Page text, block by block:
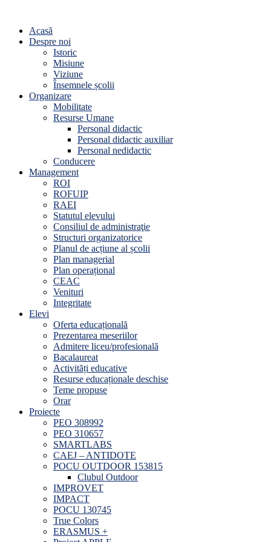
Acasă
Despre noi
Istoric
Misiune
Viziune
Însemnele școlii
Organizare
Mobilitate
Resurse Umane
Personal didactic
Personal didactic auxiliar
Personal nedidactic
Conducere
Management
ROI
ROFUIP
RAEI
Statutul elevului
Consiliul de administraţie
Structuri organizatorice
Planul de acțiune al școlii
Plan managerial
Plan operațional
CEAC
Venituri
Integritate
Elevi
Oferta educațională
Prezentarea meseriilor
Admitere liceu/profesională
Bacalaureat
Activități educative
Resurse educaționale deschise
Teme propuse
Orar
Proiecte
PEO 308992
PEO 310657
SMARTLABS
CAEJ – ANTIDOTE
POCU OUTDOOR 153815
Clubul Outdoor
IMPROVET
IMPACT
POCU 130745
True Colors
ERASMUS +